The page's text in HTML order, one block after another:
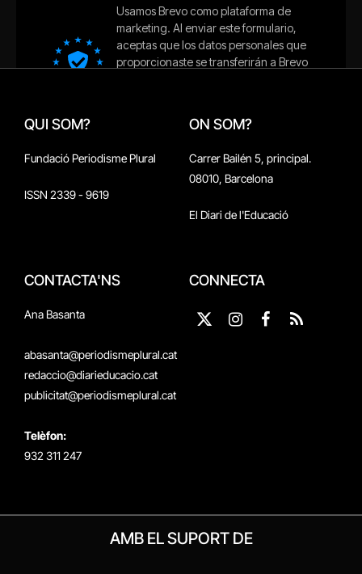
QUI SOM?
Fundació Periodisme Plural
ISSN 2339 - 9619
ON SOM?
Carrer Bailén 5, principal.
08010, Barcelona
El Diari de l'Educació
CONTACTA'NS
Ana Basanta
abasanta@periodismeplural.cat
redaccio@diarieducacio.cat
publicitat@periodismeplural.cat
Telèfon:
932 311 247
CONNECTA
X
Instagram
Facebook
RSS
AMB EL SUPORT DE